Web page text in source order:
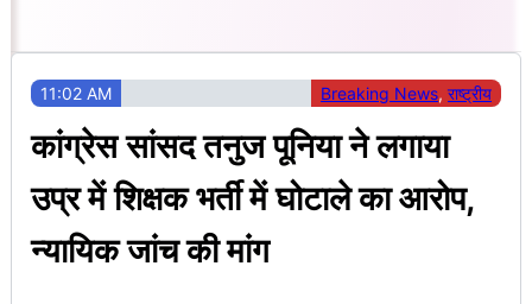
11:02 AM Breaking News, राष्ट्रीय
कांग्रेस सांसद तनुज पूनिया ने लगाया
उप्र में शिक्षक भर्ती में घोटाले का आरोप,
न्यायिक जांच की मांग